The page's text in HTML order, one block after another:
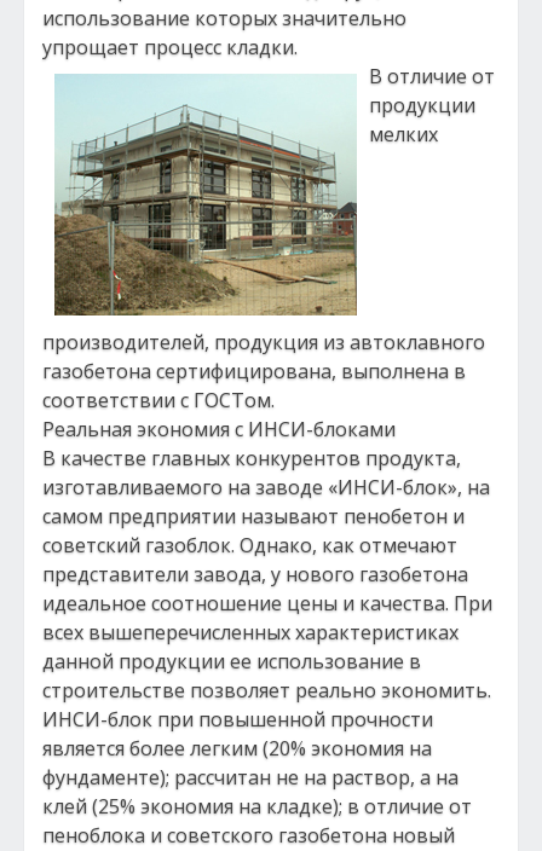
использование которых значительно
упрощает процесс кладки.
В отличие от
продукции
мелких
производителей, продукция из автоклавного
газобетона сертифицирована, выполнена в
соответствии с ГОСТом.
Реальная экономия с ИНСИ-блоками
В качестве главных конкурентов продукта,
изготавливаемого на заводе «ИНСИ-блок», на
самом предприятии называют пенобетон и
советский газоблок. Однако, как отмечают
представители завода, у нового газобетона
идеальное соотношение цены и качества. При
всех вышеперечисленных характеристиках
данной продукции ее использование в
строительстве позволяет реально экономить.
ИНСИ-блок при повышенной прочности
является более легким (20% экономия на
фундаменте); рассчитан не на раствор, а на
клей (25% экономия на кладке); в отличие от
пеноблока и советского газобетона новый